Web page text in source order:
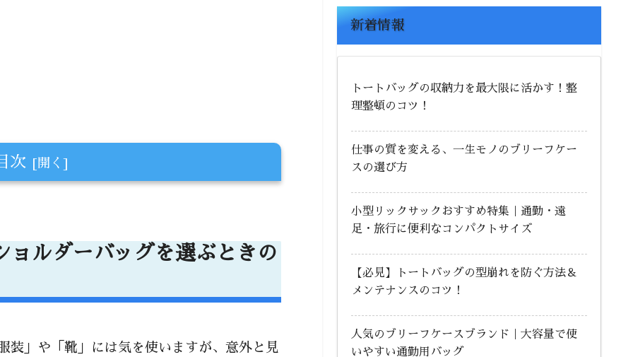
次
材
る
ョルダーバッグを選ぶときの
装」や「靴」には気を使いますが、意外と見
小型リックサックおすすめ特集｜通勤・遠
足・旅行に便利なコンパクトサイズ
メンテナンスのコツ！
人気のブリーフケースブランド｜大容量で使
いやすい通勤用バッグ
ビジネスバッグの有名ブランド